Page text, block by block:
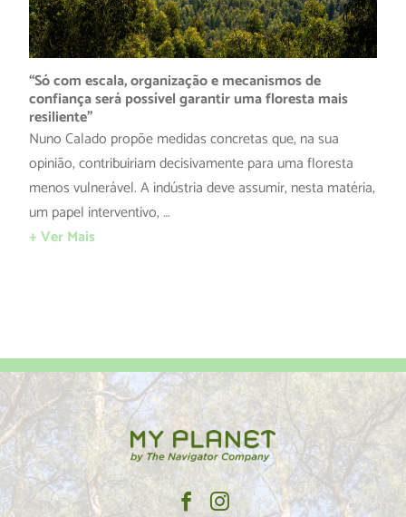
“Só com escala, organização e mecanismos de
confiança será possível garantir uma floresta mais
resiliente”
Nuno Calado propõe medidas concretas que, na sua
opinião, contribuiriam decisivamente para uma floresta
menos vulnerável. A indústria deve assumir, nesta matéria,
um papel interventivo, …
+ Ver Mais